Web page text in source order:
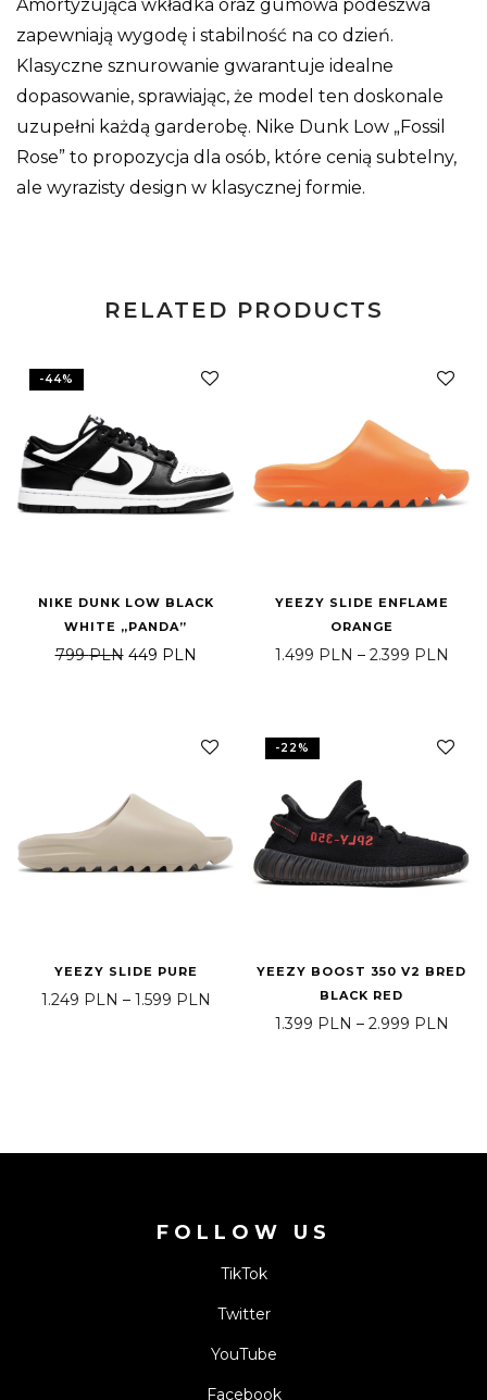
Amortyzująca wkładka oraz gumowa podeszwa
zapewniają wygodę i stabilność na co dzień.
Klasyczne sznurowanie gwarantuje idealne
dopasowanie, sprawiając, że model ten doskonale
uzupełni każdą garderobę. Nike Dunk Low „Fossil
Rose” to propozycja dla osób, które cenią subtelny,
ale wyrazisty design w klasycznej formie.
RELATED PRODUCTS
-44%
NIKE DUNK LOW BLACK
WHITE „PANDA”
799PLN Original price was: 799 PLN.
449 PLN Current price is: 449 PLN.
YEEZY SLIDE ENFLAME
ORANGE
1.499 PLN – 2.399 PLN
YEEZY SLIDE PURE
1.249 PLN – 1.599 PLN Price range: 1.249 PLN through
-22%
YEEZY BOOST 350 V2 BRED
BLACK RED
1.399 PLN – 2.999 PLN
FOLLOW US
TikTok
Twitter
YouTube
Facebook